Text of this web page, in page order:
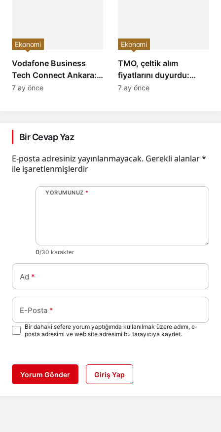
Vodafone Business
Tech Connect Ankara:
Teknoloji Devrimi
Ekonomi
7 ay önce
TMO, çeltik alım
fiyatlarını duyurdu:
Baldo, cammeo ve
Ekonomi
7 ay önce
Bir Cevap Yaz
E-posta adresiniz yayınlanmayacak. Gerekli alanlar*
ile işaretlenmişlerdir
YORUMUNUZ *
0/30 karakter
Ad *
E-Posta *
Bir dahaki sefere yorum yaptığımda kullanılmak üzere adımı, e-
posta adresimi ve web site adresimi bu tarayıcıya kaydet.
Yorum Gönder Giriş Yap